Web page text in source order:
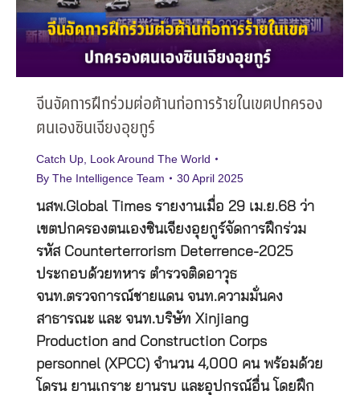
จีนจัดการฝึกร่วมต่อต้านก่อการร้ายในเขตปกครอง
ตนเองซินเจียงอุยกูร์
Catch Up Look Around The World
By The Intelligence Team 30 April 2025
นสพ.Global Times รายงานเมื่อ 29 เม.ย.68 ว่า
เขตปกครองตนเองซินเจียงอุยกูร์จัดการฝึกร่วม
รหัส Counterterrorism Deterrence-2025
ประกอบด้วยทหาร ตำรวจติดอาวุธ
จนท.ตรวจการณ์ชายแดน จนท.ความมั่นคง
สาธารณะ และ จนท.บริษัท Xinjiang
Production and Construction Corps
personnel (XPCC) จำนวน 4,000 คน พร้อมด้วย
โดรน ยานเกราะ ยานรบ และอุปกรณ์อื่น โดยฝึก